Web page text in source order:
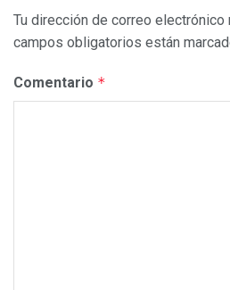
Tu dirección de correo electrónico
campos obligatorios están
Comentario *